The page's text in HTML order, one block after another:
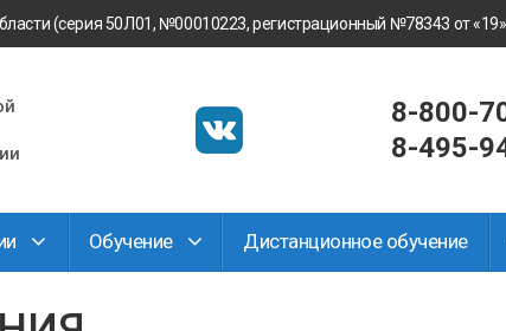
(серия 50Л01, №00010223, регистрационный №78343 от
8-800-
8-495-
Обучение Дистанционное обучение